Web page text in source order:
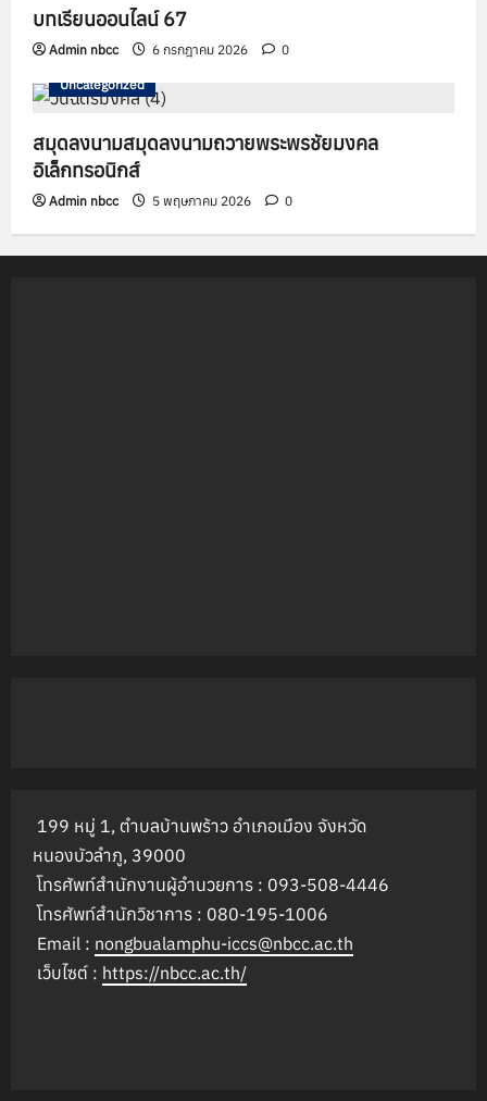
บทเรียนออนไลน์ 67
Admin nbcc 6 กรกฎาคม 2026 0
Uncategorized
สมุดลงนามสมุดลงนามถวายพระพรชัยมงคล
อิเล็กทรอนิกส์
Admin nbcc 5 พฤษภาคม 2026 0
199 หมู่ 1, ตำบลบ้านพร้าว อำเภอเมือง จังหวัด
หนองบัวลำภู, 39000
โทรศัพท์สำนักงานผู้อำนวยการ : 093-508-4446
โทรศัพท์สำนักวิชาการ : 080-195-1006
Email : nongbualamphu-iccs@nbcc.ac.th
เว็บไซต์ : https://nbcc.ac.th/